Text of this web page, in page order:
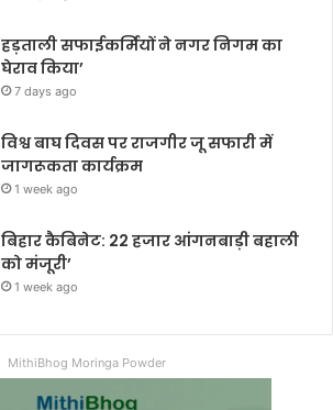
हड़ताली सफाईकर्मियों ने नगर निगम का
घेराव किया’
7 days ago
विश्व बाघ दिवस पर राजगीर जू सफारी में
जागरूकता कार्यक्रम
1 week ago
बिहार कैबिनेट: 22 हजार आंगनबाड़ी बहाली
को मंजूरी’
1 week ago
MithiBhog Moringa Powder